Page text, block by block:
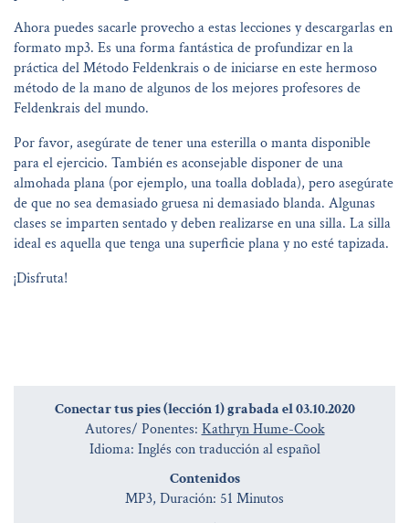
Ahora puedes sacarle provecho a estas lecciones y descargarlas en
formato mp3. Es una forma fantástica de profundizar en la
práctica del Método Feldenkrais o de iniciarse en este hermoso
método de la mano de algunos de los mejores profesores de
Feldenkrais del mundo.
Por favor, asegúrate de tener una esterilla o manta disponible
para el ejercicio. También es aconsejable disponer de una
almohada plana (por ejemplo, una toalla doblada), pero asegúrate
de que no sea demasiado gruesa ni demasiado blanda. Algunas
clases se imparten sentado y deben realizarse en una silla. La silla
ideal es aquella que tenga una superficie plana y no esté tapizada.
¡Disfruta!
Conectar tus pies (lección 1) grabada el 03.10.2020
Autores/ Ponentes: Kathryn Hume-Cook
Idioma: Inglés con traducción al español
Contenidos
MP3, Duración: 51 Minutos